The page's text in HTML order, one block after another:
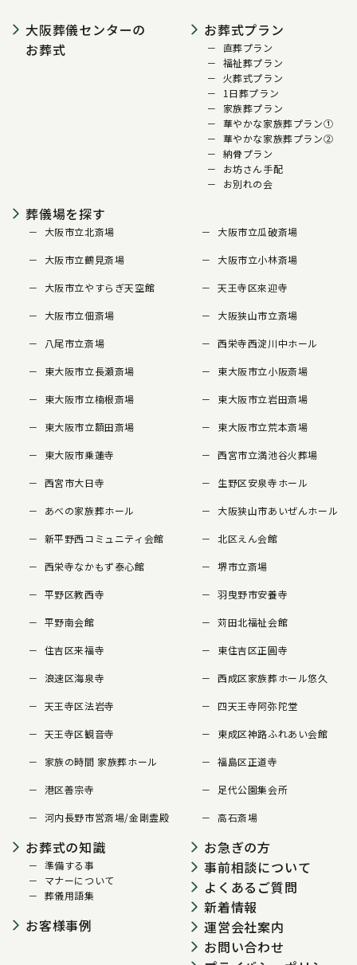
大阪葬儀センターの
お葬式
お葬式プラン
直葬プラン
福祉葬プラン
火葬式プラン
1日葬プラン
家族葬プラン
華やかな家族葬プラン①
華やかな家族葬プラン②
納骨プラン
お坊さん手配
お別れの会
葬儀場を探す
大阪市立北斎場 大阪市立瓜破斎場
大阪市立鶴見斎場 大阪市立小林斎場
大阪市立やすらぎ天空館 天王寺区來迎寺
大阪市立佃斎場 大阪狭山市立斎場
八尾市立斎場 西栄寺西淀川中ホール
東大阪市立長瀬斎場 東大阪市立小阪斎場
東大阪市立楠根斎場 東大阪市立岩田斎場
東大阪市立額田斎場 東大阪市立荒本斎場
東大阪市乗蓮寺 西宮市立満池谷火葬場
西宮市大日寺 生野区安泉寺ホール
あべの家族葬ホール 大阪狭山市あいぜんホール
新平野西コミュニティ会館 北区えん会館
西栄寺なかもず泰心館 堺市立斎場
平野区教西寺 羽曳野市安養寺
平野南会館 苅田北福祉会館
住吉区来福寺 東住吉区正圓寺
浪速区海泉寺 西成区家族葬ホール悠久
天王寺区法岩寺 四天王寺阿弥陀堂
天王寺区観音寺 東成区神路ふれあい会館
家族の時間 家族葬ホール 福島区正道寺
港区善宗寺 足代公園集会所
河内長野市営斎場/金剛霊殿 高石斎場
お葬式の知識
準備する事
マナーについて
葬儀用語集
お客様事例
お急ぎの方
事前相談について
よくあるご質問
新着情報
運営会社案内
お問い合わせ